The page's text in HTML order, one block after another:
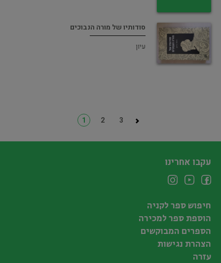
סודותיו של מורה הנבוכים
עיון
1 2 3
עקבו אחרינו
חיפוש ספר לקניה
הוספת ספר למכירה
הספרים המבוקשים
הצהרת נגישות
עזרה